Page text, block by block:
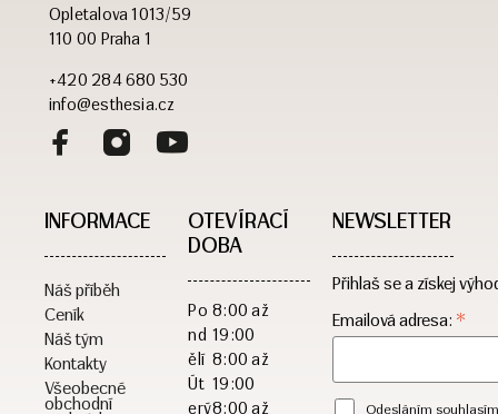
Opletalova 1013/59
110 00 Praha 1
+420 284 680 530
info@esthesia.cz
INFORMACE
Náš příběh
Ceník
Náš tým
Kontakty
Všeobecné
obchodní
OTEVÍRACÍ
DOBA​
Po
nd
ělí
Út
erý
8:00 až
19:00
8:00 až
19:00
8:00 až
NEWSLETTER
Přihlaš se a získej
Emailová adresa: *
Odesláním